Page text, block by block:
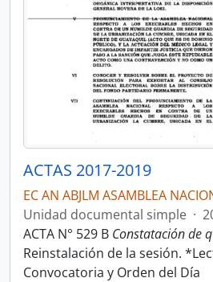
ACTAS 2017-2019
EC AN ABJLM ASAMBLEA
Unidad documental simple ·
ACTA N° 529 B Constatación de
Reinstalación de la sesión.
Convocatoria y Orden del Día